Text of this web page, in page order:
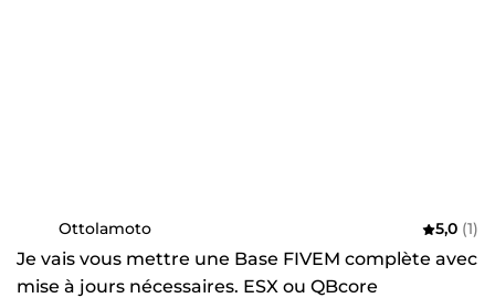
Ottolamoto 5,0 (1)
Je vais vous mettre une Base FIVEM complète avec
mise à jours nécessaires. ESX ou QBcore